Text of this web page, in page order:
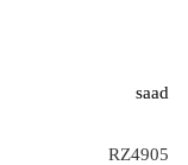
saad
RZ4905